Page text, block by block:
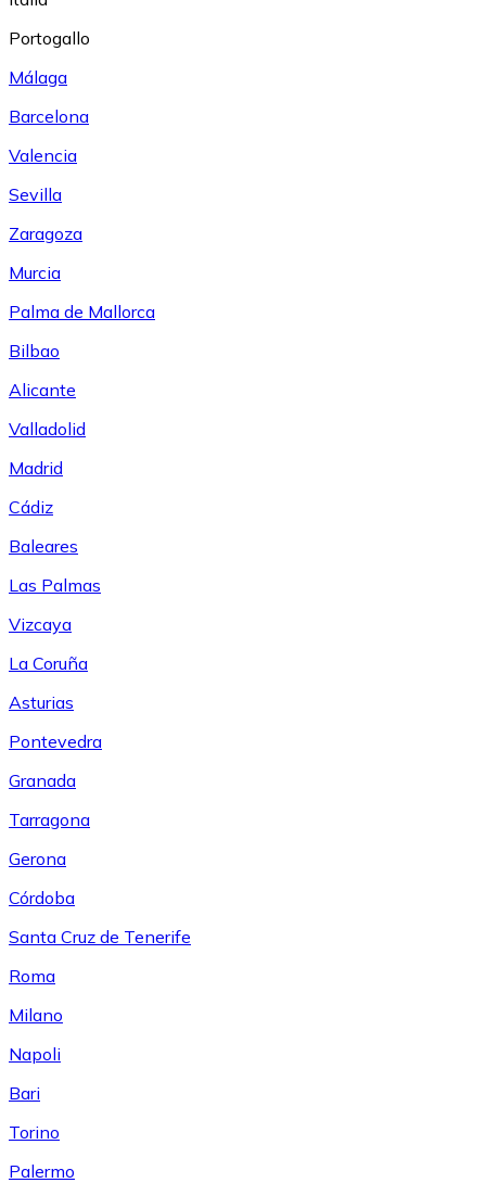
Portogallo
Málaga
Barcelona
Valencia
Sevilla
Zaragoza
Murcia
Palma de Mallorca
Bilbao
Alicante
Valladolid
Madrid
Cádiz
Baleares
Las Palmas
Vizcaya
La Coruña
Asturias
Pontevedra
Granada
Tarragona
Gerona
Córdoba
Santa Cruz de Tenerife
Roma
Milano
Napoli
Bari
Torino
Palermo